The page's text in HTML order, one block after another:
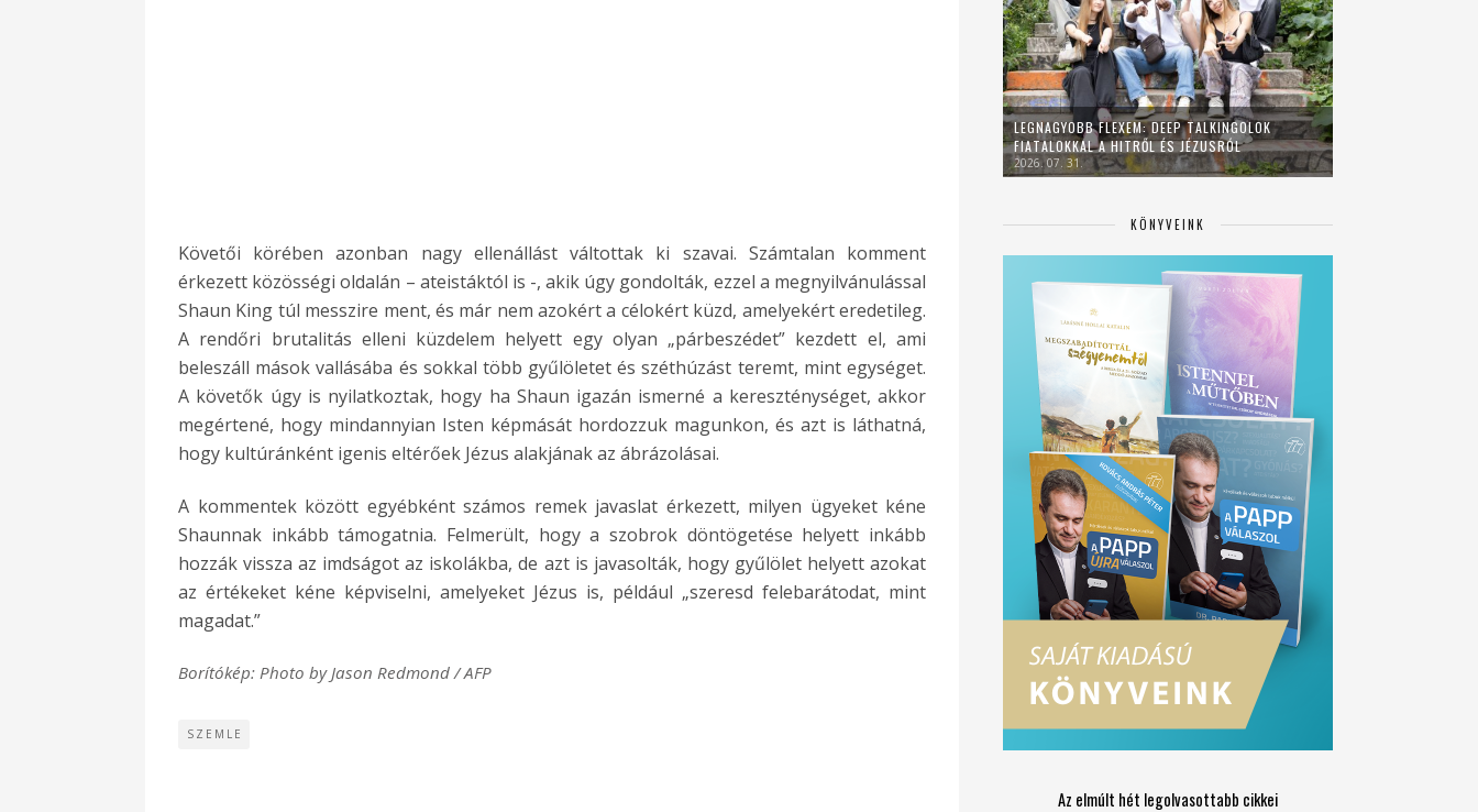
Követői körében azonban nagy ellenállást váltottak ki szavai. Számtalan komment
érkezett közösségi oldalán – ateistáktól is -, akik úgy gondolták, ezzel a megnyilvánulással
Shaun King túl messzire ment, és már nem azokért a célokért küzd, amelyekért eredetileg.
A rendőri brutalitás elleni küzdelem helyett egy olyan „párbeszédet” kezdett el, ami
beleszáll mások vallásába és sokkal több gyűlöletet és széthúzást teremt, mint egységet.
A követők úgy is nyilatkoztak, hogy ha Shaun igazán ismerné a kereszténységet, akkor
megértené, hogy mindannyian Isten képmását hordozzuk magunkon, és azt is láthatná,
hogy kultúránként igenis eltérőek Jézus alakjának az ábrázolásai.
A kommentek között egyébként számos remek javaslat érkezett, milyen ügyeket kéne
Shaunnak inkább támogatnia. Felmerült, hogy a szobrok döntögetése helyett inkább
hozzák vissza az imdságot az iskolákba, de azt is javasolták, hogy gyűlölet helyett azokat
az értékeket kéne képviselni, amelyeket Jézus is, például „szeresd felebarátodat, mint
magadat.”
Borítókép: Photo by Jason Redmond / AFP
SZEMLE
LEGNAGYOBB FLEXEM: DEEP TALKINGOLOK
FIATALOKKAL A HITRŐL ÉS JÉZUSRÓL
2026. 07. 31.
KÖNYVEINK
Az elmúlt hét legolvasottabb cikkei